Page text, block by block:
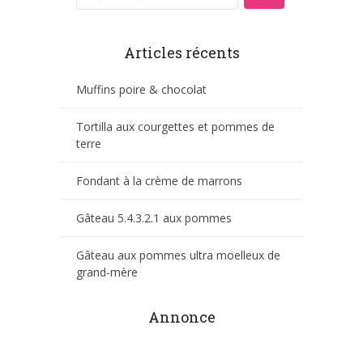
Articles récents
Muffins poire & chocolat
Tortilla aux courgettes et pommes de
terre
Fondant à la crème de marrons
Gâteau 5.4.3.2.1 aux pommes
Gâteau aux pommes ultra moelleux de
grand-mère
Annonce